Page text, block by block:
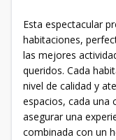
Esta espectacular
habitaciones,
las mejores
queridos. Cada
nivel de calidad y
espacios, cada una
asegurar una
combinada con un